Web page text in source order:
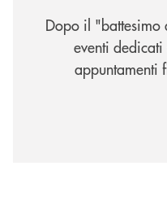
Dopo il "battesimo
eventi
appuntamenti